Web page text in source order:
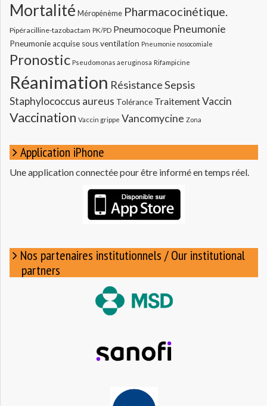
Mortalité Méropénème Pharmacocinétique.
Pipéracilline-tazobactam PK/PD Pneumocoque Pneumonie
Pneumonie acquise sous ventilation Pneumonie nosocomiale
Pronostic Pseudomonas aeruginosa Rifampicine
Réanimation RésistanceSepsis
Staphylococcus aureus Tolérance TraitementVaccin
Vaccination Vaccin grippe Vancomycine Zona
Application iPhone
Une application connectée pour être informé en temps réel.
Nos partenaires institutionnels / Our institutional
partners